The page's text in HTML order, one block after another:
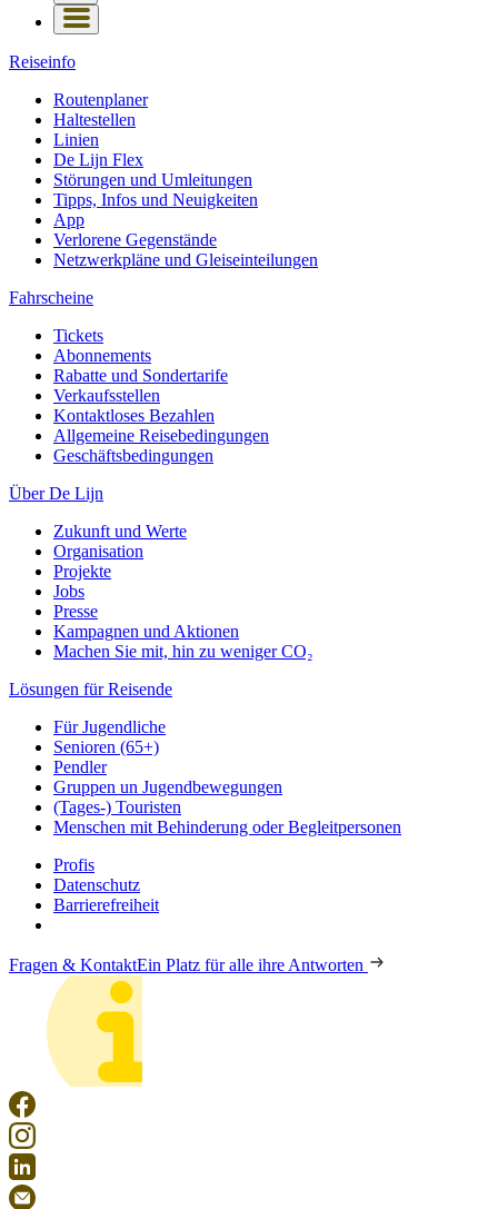
Reiseinfo
Routenplaner
Haltestellen
Linien
De Lijn Flex
Störungen und Umleitungen
Tipps, Infos und Neuigkeiten
App
Verlorene Gegenstände
Netzwerkpläne und Gleiseinteilungen
Fahrscheine
Tickets
Abonnements
Rabatte und Sondertarife
Verkaufsstellen
Kontaktloses Bezahlen
Allgemeine Reisebedingungen
Geschäftsbedingungen
Über De Lijn
Zukunft und Werte
Organisation
Projekte
Jobs
Presse
Kampagnen und Aktionen
Machen Sie mit, hin zu weniger CO₂
Lösungen für Reisende
Für Jugendliche
Senioren (65+)
Pendler
Gruppen un Jugendbewegungen
(Tages-) Touristen
Menschen mit Behinderung oder Begleitpersonen
Profis
Datenschutz
Barrierefreiheit
Fragen & KontaktEin Platz für alle ihre Antworten